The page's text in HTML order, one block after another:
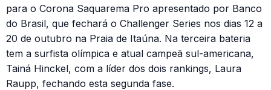
para o Corona Saquarema Pro apresentado por Banco
do Brasil, que fechará o Challenger Series nos dias 12 a
20 de outubro na Praia de Itaúna. Na terceira bateria
tem a surfista olímpica e atual campeã sul-americana,
Tainá Hinckel, com a líder dos dois rankings, Laura
Raupp, fechando esta segunda fase.